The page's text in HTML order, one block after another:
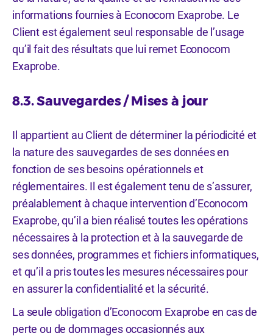
informations fournies à Econocom Exaprobe. Le
Client est également seul responsable de l’usage
qu’il fait des résultats que lui remet Econocom
Exaprobe.
8.3. Sauvegardes / Mises à jour
Il appartient au Client de déterminer la périodicité et
la nature des sauvegardes de ses données en
fonction de ses besoins opérationnels et
réglementaires. Il est également tenu de s’assurer,
préalablement à chaque intervention d’Econocom
Exaprobe, qu’il a bien réalisé toutes les opérations
nécessaires à la protection et à la sauvegarde de
ses données, programmes et fichiers informatiques,
et qu’il a pris toutes les mesures nécessaires pour
en assurer la confidentialité et la sécurité.
La seule obligation d’Econocom Exaprobe en cas de
perte ou de dommages occasionnés aux